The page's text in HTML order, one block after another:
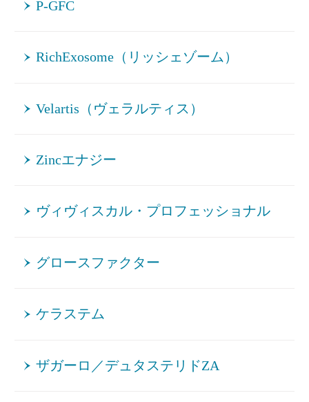
P-GFC
RichExosome（リッシェゾーム）
Velartis（ヴェラルティス）
Zincエナジー
ヴィヴィスカル・プロフェッショナル
グロースファクター
ケラステム
ザガーロ／デュタステリドZA